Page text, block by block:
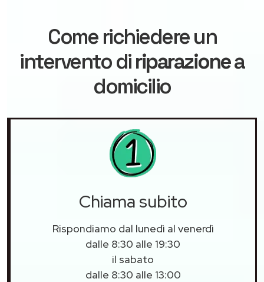
Come richiedere un
intervento diriparazionea
domicilio
Chiama subito
Rispondiamo dal lunedì al venerdì
dalle 8:30 alle 19:30
il sabato
dalle 8:30 alle 13:00